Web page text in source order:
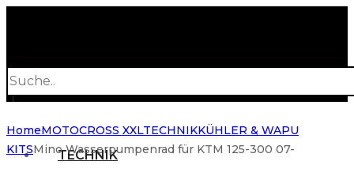
search
TECHNIK
HomeMOTOCROSS XXLTECHNIKKÜHLER & WAPU
KITSMino Wasserpumpenrad für KTM 125-300 07-